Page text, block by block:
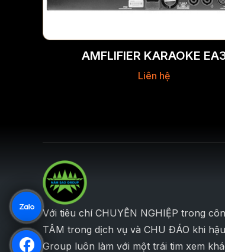
AMFLIFIER KARAOKE
Liên hệ
Với tiêu chí CHUYÊN NGHIỆP trong
TÂM trong dịch vụ và CHU ĐÁO khi
Group luôn làm với một trái tim xem